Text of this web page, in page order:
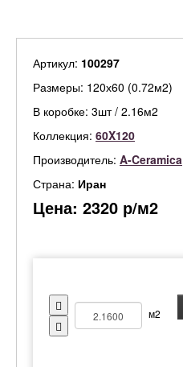
Артикул: 100297
Размеры: 120х60 (0.72м2)
В коробке: 3шт / 2.16м2
Коллекция: 60X120
Производитель: A-Ceramica
Страна: Иран
Цена: 2320 р/м2
м2